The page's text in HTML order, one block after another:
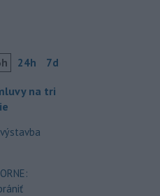
24h 7d
na tri